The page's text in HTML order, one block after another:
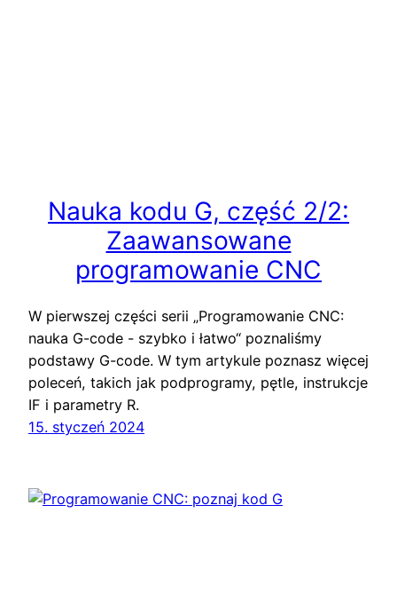
Nauka kodu G, część 2/2:
Zaawansowane
programowanie CNC
W pierwszej części serii „Programowanie CNC:
nauka G-code - szybko i łatwo“ poznaliśmy
podstawy G-code. W tym artykule poznasz więcej
poleceń, takich jak podprogramy, pętle, instrukcje
IF i parametry R.
15. styczeń 2024